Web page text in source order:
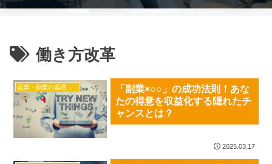
働き方改革
起業・副業の基礎知識
「副業×○○」の成功法則！あな
たの得意を収益化する隠れたチ
ャンスとは？
2025.03.17